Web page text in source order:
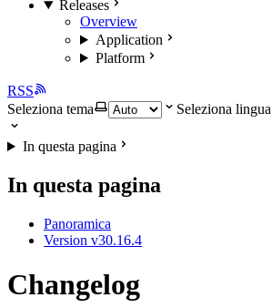
Releases
Overview
Application
Platform
RSS
Seleziona tema
Seleziona lingua
In questa pagina
In questa pagina
Panoramica
Version v30.16.4
Changelog